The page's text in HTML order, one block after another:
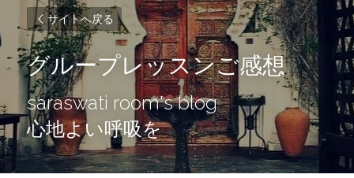
サイトへ戻る
グループレッスンご感想
saraswati room's blog
心地よい呼吸を